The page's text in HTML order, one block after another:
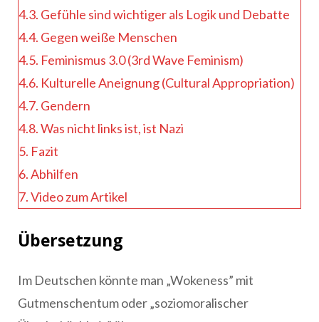
4.3. Gefühle sind wichtiger als Logik und Debatte
4.4. Gegen weiße Menschen
4.5. Feminismus 3.0 (3rd Wave Feminism)
4.6. Kulturelle Aneignung (Cultural Appropriation)
4.7. Gendern
4.8.Was nicht links ist, ist Nazi
5. Fazit
6.Abhilfen
7.Video zum Artikel
Übersetzung
Im Deutschen könnte man „Wokeness” mit
Gutmenschentum oder „soziomoralischer